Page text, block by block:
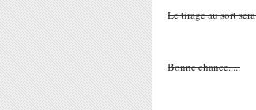
Le tirage au sort
Bonne chance.....